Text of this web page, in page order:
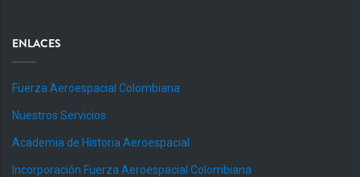
ENLACES
Fuerza Aeroespacial Colombiana
Nuestros Servicios
Academia de Historia Aeroespacial
Incorporación Fuerza Aeroespacial Colombiana